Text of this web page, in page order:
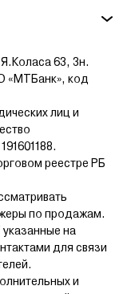
63, 3н.
«МТБанк», код
лиц и
реестре РБ
по продажам.
на
для связи
и